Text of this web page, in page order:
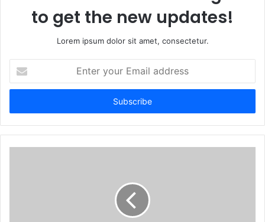
to get the new updates!
Lorem ipsum dolor sit amet, consectetur.
your
Email